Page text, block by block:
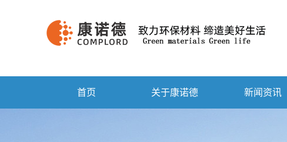
首页 关于康诺德 新闻资讯